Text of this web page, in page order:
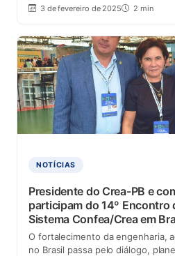
3 de fevereiro de 2025 2 min
NOTÍCIAS
Presidente do Crea-PB e
participam do 14º Encontro
Sistema Confea/Crea em
O fortalecimento da engenharia,
no Brasil passa pelo diálogo,